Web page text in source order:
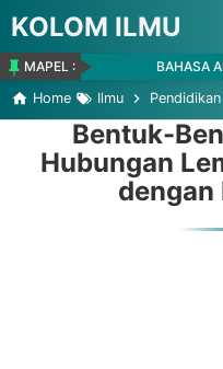
Skip to
KOLOM ILMU
MAPEL : BAHASA
Home
Ilmu Pendidikan
Bentuk-
Hubungan
dengan